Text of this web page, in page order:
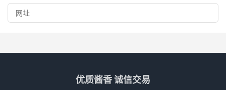
优质酱香 诚信交易